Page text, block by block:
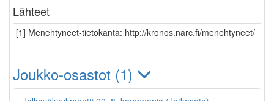
Lähteet
[1] Menehtyneet-tietokanta: http://kronos.narc.fi/menehtyneet/
Joukko-osastot (1)